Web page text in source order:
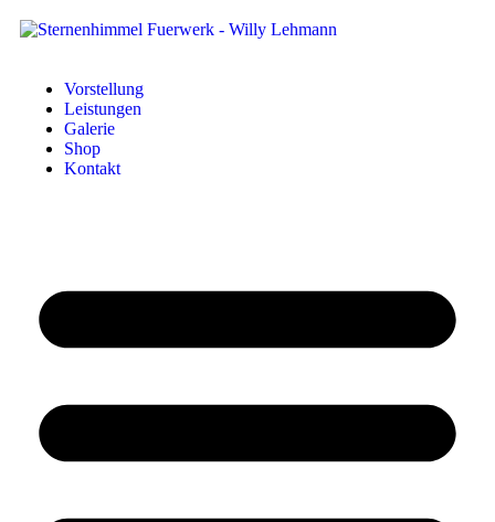
Vorstellung
Leistungen
Galerie
Shop
Kontakt